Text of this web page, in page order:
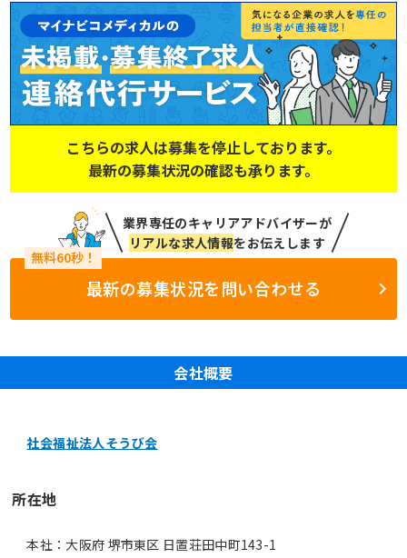
こちらの求人は募集を停止しております。
最新の募集状況の確認も承ります。
業界専任のキャリアアドバイザーが
リアルな求人情報をお伝えします
最新の募集状況を問い合わせる
会社概要
社会福祉法人そうび会
所在地
本社：大阪府 堺市東区 日置荘田中町143-1